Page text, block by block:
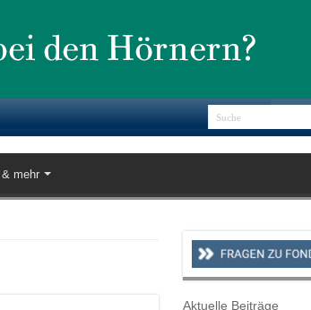
mehr
Aktuelle Beiträge